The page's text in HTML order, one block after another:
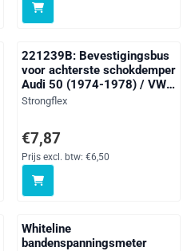
221239B: Bevestigingsbus
voor achterste schokdemper
Audi 50 (1974-1978) / VW
Polo I/II / Derby
Merk:
Strongflex
Prijs: 7,87, exclusief btw: 6,50
€7,87
Prijs excl. btw: €6,50
Whiteline
bandenspanningsmeter